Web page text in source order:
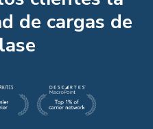
de cargas de